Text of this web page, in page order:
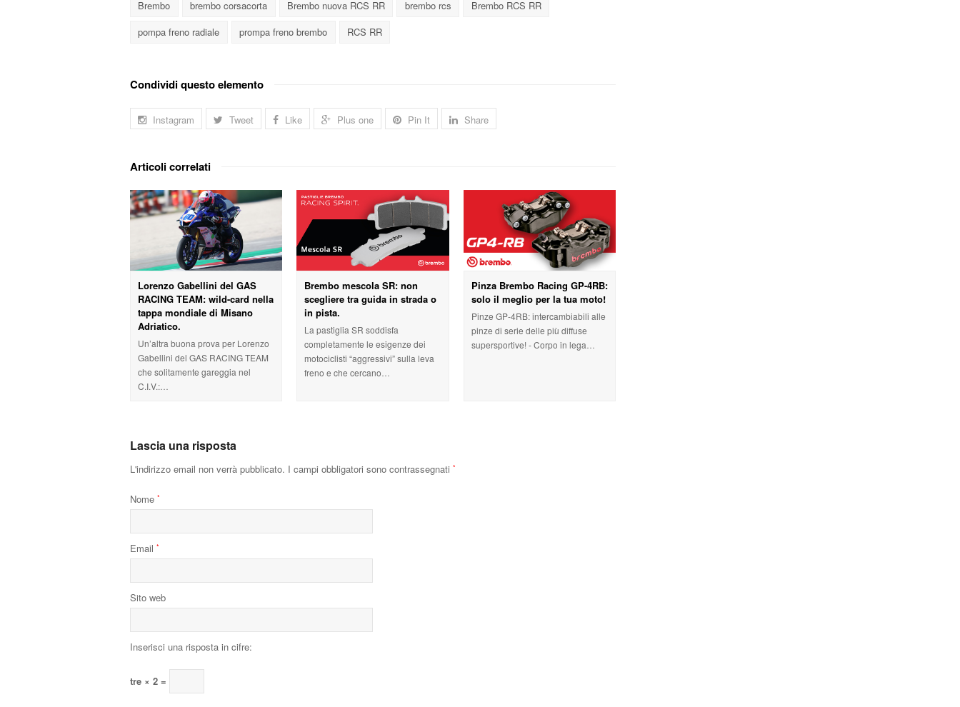
Brembo brembo corsacorta Brembo nuova RCS RR brembo rcs
Brembo RCS RR
pompa freno radiale
prompa freno brembo RCS RR
Condividi questo elemento
Instagram Tweet Like Plus one Pin It Share
Articoli correlati
Lorenzo Gabellini del GAS
RACING TEAM: wild-card nella
tappa mondiale di Misano
Adriatico.
Un’altra buona prova per Lorenzo
Gabellini del GAS RACING TEAM
che solitamente gareggia nel
C.I.V.:…
Brembo mescola SR: non
scegliere tra guida in strada o
in pista.
La pastiglia SR soddisfa
completamente le esigenze dei
motociclisti “aggressivi” sulla leva
freno e che cercano…
Pinza Brembo Racing GP-4RB:
solo il meglio per la tua moto!
Pinze GP-4RB: intercambiabili alle
pinze di serie delle più diffuse
supersportive! - Corpo in lega…
Lascia una risposta
L'indirizzo email non verrà pubblicato. I campi obbligatori sono contrassegnati *
Nome *
Email *
Sito web
Inserisci una risposta in cifre:
tre × 2 =